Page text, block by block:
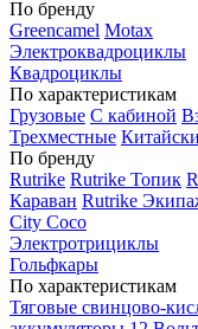
По бренду
Greencamel Motax
Электроквадроциклы
Квадроциклы
По характеристикам
Грузовые С кабиной
Трехместные
По бренду
Rutrike Rutrike Топик
Караван Rutrike
City Coco
Электротрициклы
Гольфкары
По характеристикам
Тяговые свинцово-